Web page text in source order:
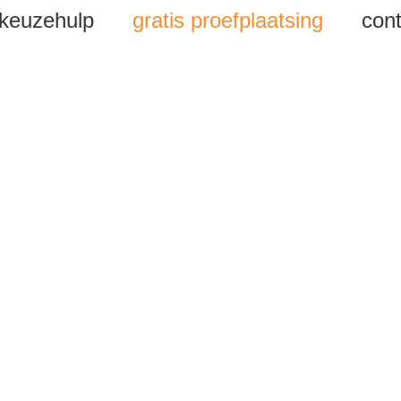
gratis proefplaatsing